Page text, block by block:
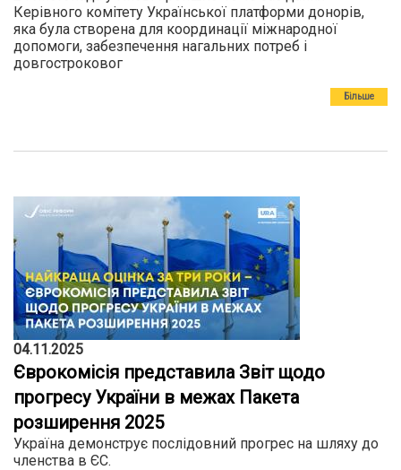
Керівного комітету Української платформи донорів,
яка була створена для координації міжнародної
допомоги, забезпечення нагальних потреб і
довгостроковог
Більше
04.11.2025
Єврокомісія представила Звіт щодо
прогресу України в межах Пакета
розширення 2025
Україна демонструє послідовний прогрес на шляху до
членства в ЄС.